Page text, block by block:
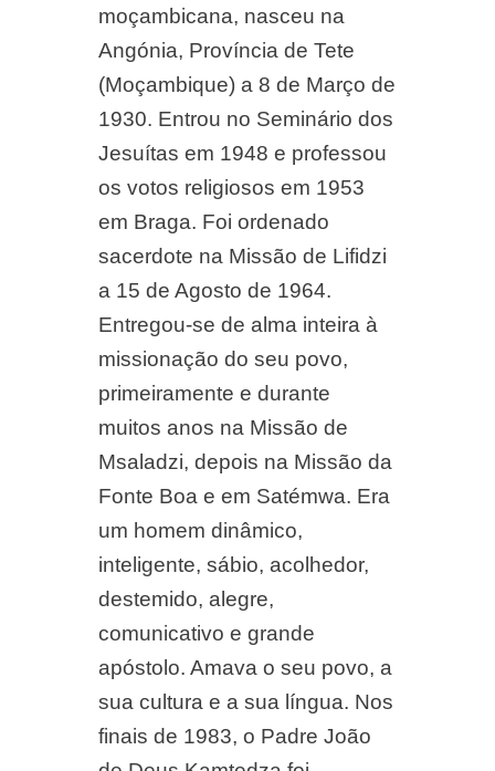
moçambicana, nasceu na
Angónia, Província de Tete
(Moçambique) a 8 de Março de
1930. Entrou no Seminário dos
Jesuítas em 1948 e professou
os votos religiosos em 1953
em Braga. Foi ordenado
sacerdote na Missão de Lifidzi
a 15 de Agosto de 1964.
Entregou-se de alma inteira à
missionação do seu povo,
primeiramente e durante
muitos anos na Missão de
Msaladzi, depois na Missão da
Fonte Boa e em Satémwa. Era
um homem dinâmico,
inteligente, sábio, acolhedor,
destemido, alegre,
comunicativo e grande
apóstolo. Amava o seu povo, a
sua cultura e a sua língua. Nos
finais de 1983, o Padre João